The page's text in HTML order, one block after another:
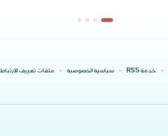
خدمة RSS سياسية الخصوصية ملفات تعريف الارتباط